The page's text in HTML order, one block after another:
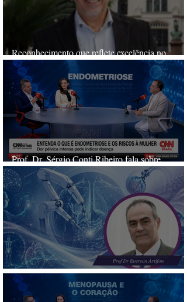
Reconhecimento que reflete excelência no
cuidado
Prof. Dr. Sérgio Conti Ribeiro fala sobre
endometriose no CNN Sinais Vitais
Inovação em Cirurgia